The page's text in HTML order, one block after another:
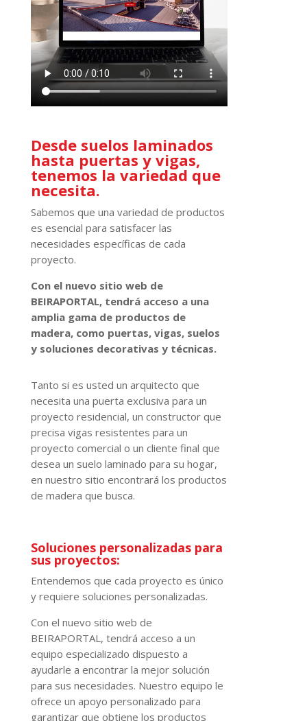
Desde suelos laminados
hasta puertas y vigas,
tenemos la variedad que
necesita.
Sabemos que una variedad de productos
es esencial para satisfacer las
necesidades específicas de cada
proyecto.
Con el nuevo sitio web de
BEIRAPORTAL, tendrá acceso a una
amplia gama de productos de
madera, como puertas, vigas, suelos
y soluciones decorativas y técnicas.
Tanto si es usted un arquitecto que
necesita una puerta exclusiva para un
proyecto residencial, un constructor que
precisa vigas resistentes para un
proyecto comercial o un cliente final que
desea un suelo laminado para su hogar,
en nuestro sitio encontrará los productos
de madera que busca.
Soluciones personalizadas para
sus proyectos:
Entendemos que cada proyecto es único
y requiere soluciones personalizadas.
Con el nuevo sitio web de
BEIRAPORTAL, tendrá acceso a un
equipo especializado dispuesto a
ayudarle a encontrar la mejor solución
para sus necesidades. Nuestro equipo le
ofrece un apoyo personalizado para
garantizar que obtiene los productos